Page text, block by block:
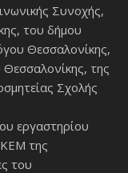
Συνοχής,
του δήμου
Θεσσαλονίκης,
της
Σχολής
εργαστηρίου
της
του